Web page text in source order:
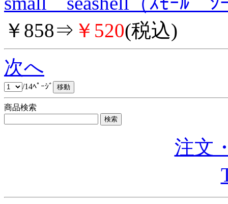
￥858⇒ ￥520(税込)
次へ
/14ﾍﾟｰｼﾞ
商品検索
注文